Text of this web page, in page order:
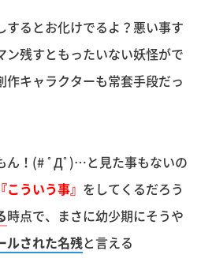
るとお化けでるよ？悪い事す
ン残すともったいない妖怪がで
作キャラクターも常套手段だっ
ん！(# ﾟДﾟ)…と見た事もないの
『こういう事』 をしてくるだろう
時点で、まさに幼少期にそうや
ルされた名残と言える